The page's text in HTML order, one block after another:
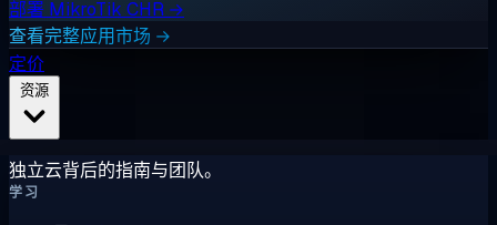
部署 MikroTik CHR →
查看完整应用市场 →
定价
独立云背后的指南与团队。
学习